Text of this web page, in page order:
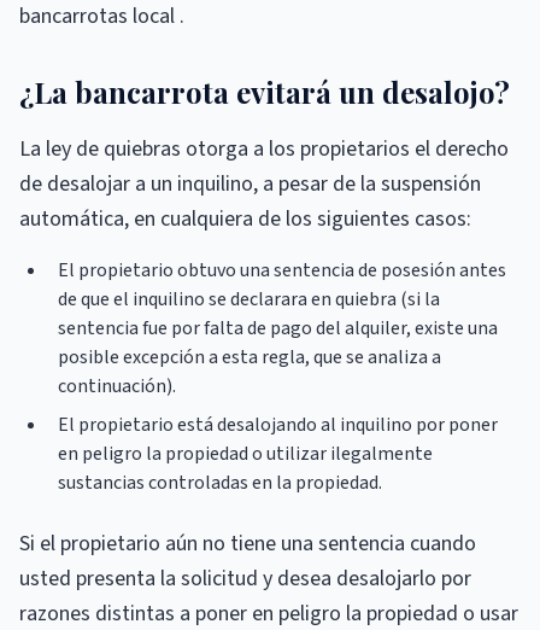
bancarrotas local .
¿La bancarrota evitará un desalojo?
La ley de quiebras otorga a los propietarios el derecho
de desalojar a un inquilino, a pesar de la suspensión
automática, en cualquiera de los siguientes casos:
El propietario obtuvo una sentencia de posesión antes
de que el inquilino se declarara en quiebra (si la
sentencia fue por falta de pago del alquiler, existe una
posible excepción a esta regla, que se analiza a
continuación).
El propietario está desalojando al inquilino por poner
en peligro la propiedad o utilizar ilegalmente
sustancias controladas en la propiedad.
Si el propietario aún no tiene una sentencia cuando
usted presenta la solicitud y desea desalojarlo por
razones distintas a poner en peligro la propiedad o usar